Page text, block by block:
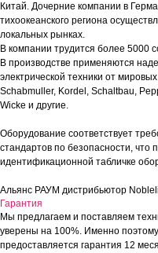
Китай. Дочерние компании в
тихоокеанского региона
локальных рынках.
В компании трудится более 5000
В производстве применяются
электрической техники от
Schabmuller, Kordel, Schaltbau,
Wicke и другие.
Оборудование соответствует
стандартов по безопасности, что
идентификационной табличке
Альянс РАУМ дистрибьютор
Гарантия
Мы предлагаем и поставляем
уверены на 100%. Именно
предоставляется гарантия 12